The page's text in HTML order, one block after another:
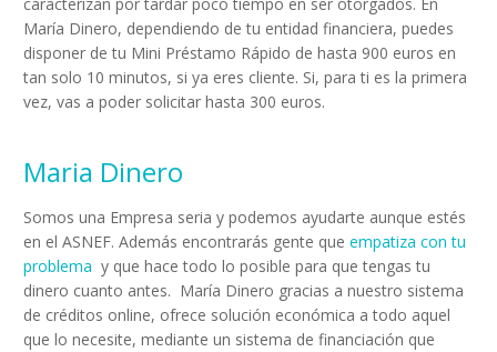
caracterizan por tardar poco tiempo en ser otorgados. En
María Dinero, dependiendo de tu entidad financiera, puedes
disponer de tu Mini Préstamo Rápido de hasta 900 euros en
tan solo 10 minutos, si ya eres cliente. Si, para ti es la primera
vez, vas a poder solicitar hasta 300 euros.
Maria Dinero
Somos una Empresa seria y podemos ayudarte aunque estés
en el ASNEF. Además encontrarás gente que empatiza con tu
problema y que hace todo lo posible para que tengas tu
dinero cuanto antes. María Dinero gracias a nuestro sistema
de créditos online, ofrece solución económica a todo aquel
que lo necesite, mediante un sistema de financiación que